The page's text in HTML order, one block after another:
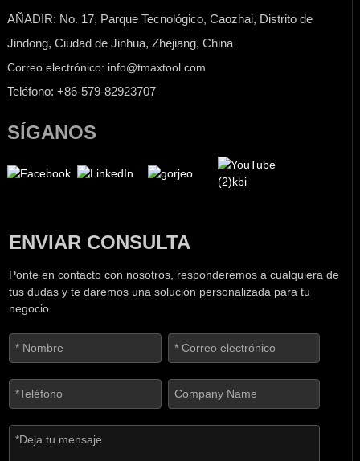
AÑADIR: No. 17, Parque Tecnológico, Caozhai, Distrito de
Jindong, Ciudad de Jinhua, Zhejiang, China
Correo electrónico: info@tmaxtool.com
Teléfono: +86-579-82923707
SÍGANOS
ENVIAR CONSULTA
Ponte en contacto con nosotros, responderemos a cualquiera de
tus dudas y te daremos una solución personalizada para tu
negocio.